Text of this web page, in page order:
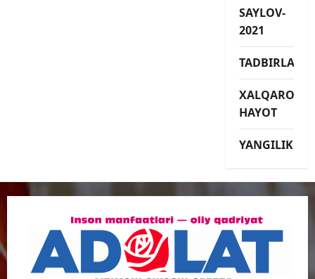
SAYLOV-
2021
TADBIRLAR
XALQARO
HAYOT
YANGILIKLAR